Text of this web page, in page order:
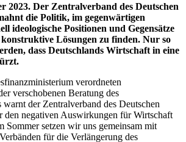
2023. Der Zentralverband des Deutschen
die Politik, im gegenwärtigen
ideologische Positionen und Gegensätze
Lösungen zu finden. Nur so
dass Deutschlands Wirtschaft in eine
verordneten
verschobenen Beratung des
warnt der Zentralverband des Deutschen
den negativen Auswirkungen für Wirtschaft
Sommer setzen wir uns gemeinsam mit
für die Verlängerung des